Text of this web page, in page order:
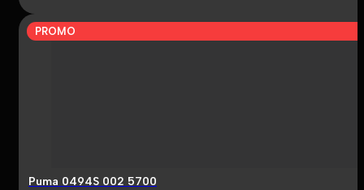
PROMO
Puma 0494S 002 5700